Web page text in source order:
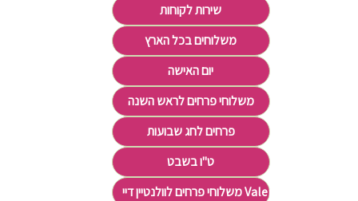
שירות לקוחות
משלוחים בכל הארץ
יום האישה
משלוחי פרחים לראש השנה
פרחים לחג שבועות
ט"ו בשבט
משלוחי פרחים לוולנטיין דיי Valentine's Day